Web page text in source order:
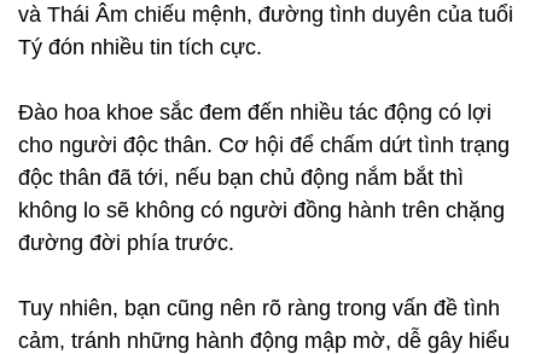
và Thái Âm chiếu mệnh, đường tình duyên của tuổi
Tý đón nhiều tin tích cực.
Đào hoa khoe sắc đem đến nhiều tác động có lợi
cho người độc thân. Cơ hội để chấm dứt tình trạng
độc thân đã tới, nếu bạn chủ động nắm bắt thì
không lo sẽ không có người đồng hành trên chặng
đường đời phía trước.
Tuy nhiên, bạn cũng nên rõ ràng trong vấn đề tình
cảm, tránh những hành động mập mờ, dễ gây hiểu